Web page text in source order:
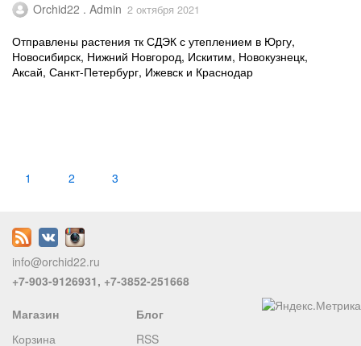
Orchid22 . Admin 2 октября 2021
Отправлены растения тк СДЭК с утеплением в Юргу,
Новосибирск, Нижний Новгород, Искитим, Новокузнецк,
Аксай, Санкт-Петербург, Ижевск и Краснодар
1 2 3
info@orchid22.ru
+7-903-9126931, +7-3852-251668
Магазин
Корзина
Блог
RSS